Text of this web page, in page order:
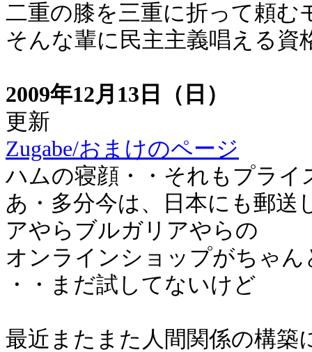
二重の膝を三重に折って頼む
そんな輩に民主主義唱える資
2009年12月13日（日）
更新
Zugabe/おまけのページ
ハムの寝顔・・それもプライ
あ・多分今は、日本にも郵
アやらブルガリアやらの
オンラインショップがちゃ
・・まだ試してないけど
最近またまた人間関係の構